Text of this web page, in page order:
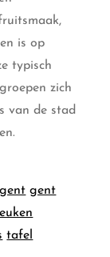
is op
typisch
zich
van de stad
gent
tafel